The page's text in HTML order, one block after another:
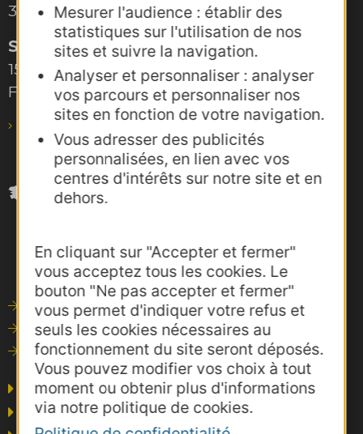
Mesurer l'audience : établir des
statistiques sur l'utilisation de nos
sites et suivre la navigation.
Analyser et personnaliser : analyser
vos parcours et personnaliser nos
sites en fonction de votre navigation.
Vous adresser des publicités
personnalisées, en lien avec vos
centres d'intérêts sur notre site et en
dehors.
En cliquant sur "Accepter et fermer"
vous acceptez tous les cookies. Le
bouton "Ne pas accepter et fermer"
vous permet d'indiquer votre refus et
seuls les cookies nécessaires au
fonctionnement du site seront déposés.
Vous pouvez modifier vos choix à tout
moment ou obtenir plus d'informations
via notre politique de cookies.
34000 Montpellier
Site de Toulouse
15, rue Rivals – CS 78543
F-31685 Toulouse Cedex 6
pro@agence-adocc.com
Outils de communication
Photothèque
Consultations
Agence AD'OCC
Presse et influence